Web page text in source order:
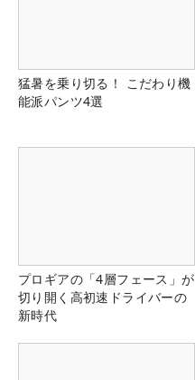
猛暑を乗り切る！ こだわり機
能派パンツ4選
プロギアの「4層フェース」が
切り開く高初速ドライバーの
新時代